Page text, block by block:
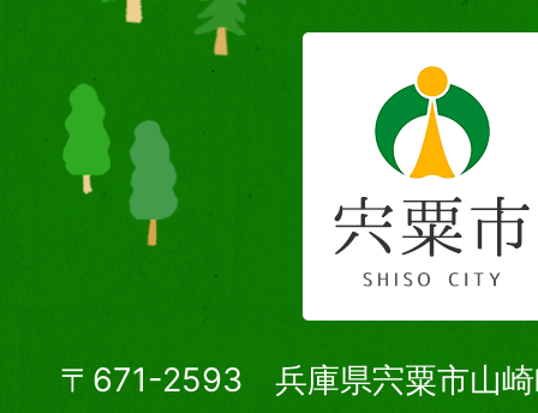
〒671-2593 兵庫県宍粟市山崎